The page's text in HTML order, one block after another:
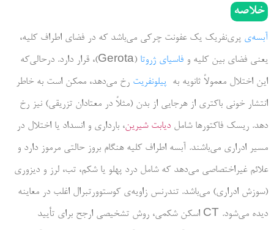
خلاصه
آبسهی پری­‌نفریک یک عفونت چرکی می­‌باشد که در فضای اطراف کلیه،
یعنی فضای بین کلیه و فاسیای ژروتا
(Gerota)، قرار دارد. درحالی‌که
این اختلال معمولاً ثانویه به پیلونفریت رخ می‌دهد، ممکن است به خاطر
انتشار خونی باکتری از هرجایی از بدن (مثلاً در معتادان تزریقی) نیز رخ
دهد. ریسک فاکتورها شامل دیابت شیرین، بارداری و انسداد یا اختلال در
مسیر ادراری می­‌باشند. آبسه اطراف کلیه هنگام بروز حالتی مرموز دارد و
علائم غیراختصاصی می­‌دهد که شامل درد پهلو یا شکم، تب، لرز و دیزوری
(سوزش ادراری) می­‌باشد. تندرنس زاویه‌­ی کوستوورتبرال اغلب در معاینه
دیده می‌­شود. CT­ اسکن شکمی، روش تشخیصی ارجح برای تأیید